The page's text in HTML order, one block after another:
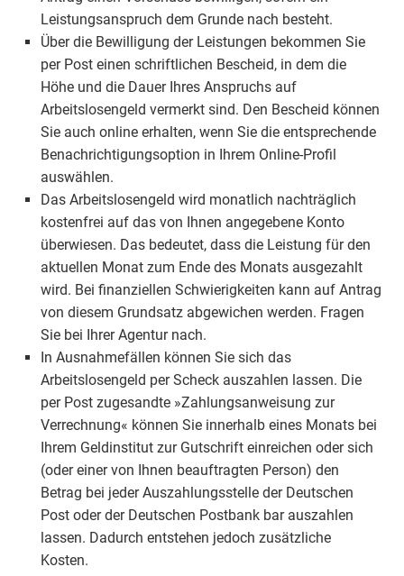
Leistungsanspruch dem Grunde nach besteht.
Über die Bewilligung der Leistungen bekommen Sie
per Post einen schriftlichen Bescheid, in dem die
Höhe und die Dauer Ihres Anspruchs auf
Arbeitslosengeld vermerkt sind. Den Bescheid können
Sie auch online erhalten, wenn Sie die entsprechende
Benachrichtigungsoption in Ihrem Online-Profil
auswählen.
Das Arbeitslosengeld wird monatlich nachträglich
kostenfrei auf das von Ihnen angegebene Konto
überwiesen. Das bedeutet, dass die Leistung für den
aktuellen Monat zum Ende des Monats ausgezahlt
wird. Bei finanziellen Schwierigkeiten kann auf Antrag
von diesem Grundsatz abgewichen werden. Fragen
Sie bei Ihrer Agentur nach.
In Ausnahmefällen können Sie sich das
Arbeitslosengeld per Scheck auszahlen lassen. Die
per Post zugesandte »Zahlungsanweisung zur
Verrechnung« können Sie innerhalb eines Monats bei
Ihrem Geldinstitut zur Gutschrift einreichen oder sich
(oder einer von Ihnen beauftragten Person) den
Betrag bei jeder Auszahlungsstelle der Deutschen
Post oder der Deutschen Postbank bar auszahlen
lassen. Dadurch entstehen jedoch zusätzliche
Kosten.